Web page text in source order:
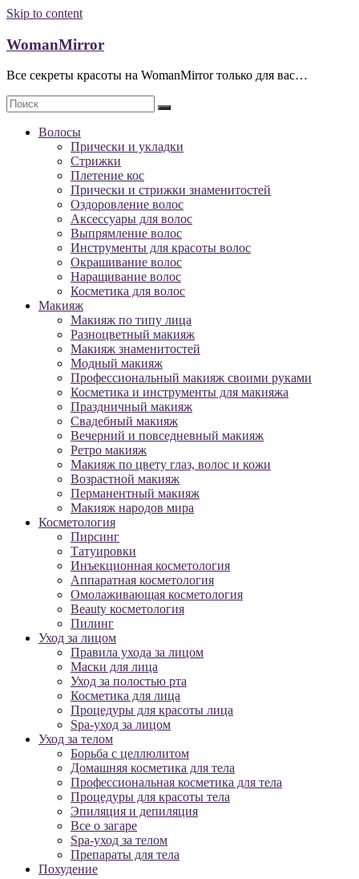
Skip to content
WomanMirror
Все секреты красоты на WomanMirror только для вас…
Волосы
Прически и укладки
Стрижки
Плетение кос
Прически и стрижки знаменитостей
Оздоровление волос
Аксессуары для волос
Выпрямление волос
Инструменты для красоты волос
Окрашивание волос
Наращивание волос
Косметика для волос
Макияж
Макияж по типу лица
Разноцветный макияж
Макияж знаменитостей
Модный макияж
Профессиональный макияж своими руками
Косметика и инструменты для макияжа
Праздничный макияж
Свадебный макияж
Вечерний и повседневный макияж
Ретро макияж
Макияж по цвету глаз, волос и кожи
Возрастной макияж
Перманентный макияж
Макияж народов мира
Косметология
Пирсинг
Татуировки
Инъекционная косметология
Аппаратная косметология
Омолаживающая косметология
Beauty косметология
Пилинг
Уход за лицом
Правила ухода за лицом
Маски для лица
Уход за полостью рта
Косметика для лица
Процедуры для красоты лица
Spa-уход за лицом
Уход за телом
Борьба с целлюлитом
Домашняя косметика для тела
Профессиональная косметика для тела
Процедуры для красоты тела
Эпиляция и депиляция
Все о загаре
Spa-уход за телом
Препараты для тела
Похудение